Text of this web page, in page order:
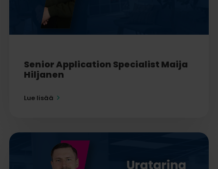
Senior Application Specialist Maija
Hiljanen
Lue lisää